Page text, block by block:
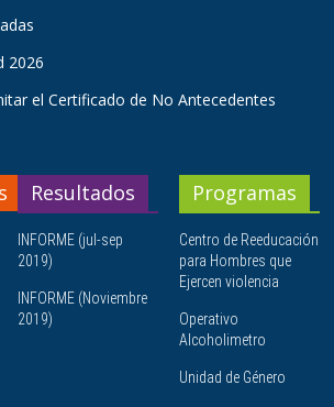
2026
el Certificado de No Antecedentes
Resultados
INFORME (jul-sep
2019)
INFORME (Noviembre
2019)
Programas
Centro de Reeducación
para Hombres que
Ejercen violencia
Operativo
Alcoholimetro
Unidad de Género